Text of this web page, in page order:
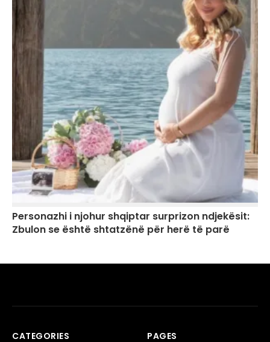
Personazhi i njohur shqiptar surprizon ndjekësit:
Zbulon se është shtatzënë për herë të parë
CATEGORIES PAGES